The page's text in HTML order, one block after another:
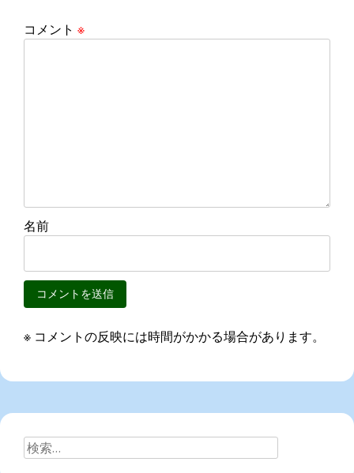
コメント ※
名前
※ コメントの反映には時間がかかる場合があります。
検
索: